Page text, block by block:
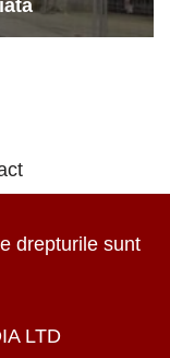
drepturile sunt
LTD